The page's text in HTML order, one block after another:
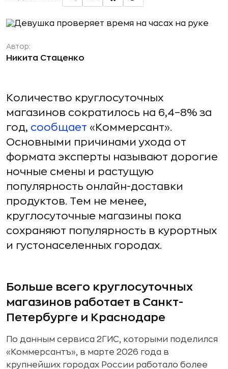
Автор:
Никита Стаценко
Количество круглосуточных
магазинов сократилось на 6,4–8% за
год, сообщает «Коммерсант».
Основными причинами ухода от
формата эксперты называют дорогие
ночные смены и растущую
популярность онлайн-доставки
продуктов. Тем не менее,
круглосуточные магазины пока
сохраняют популярность в курортных
и густонаселенных городах.
Больше всего круглосуточных
магазинов работает в Санкт-
Петербурге и Краснодаре
По данным сервиса 2ГИС, которыми поделился
«Коммерсантъ», в марте 2026 года в
крупнейших городах России работало более